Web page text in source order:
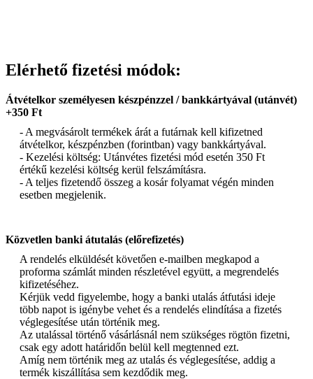
Elérhető fizetési módok:
Átvételkor személyesen készpénzzel / bankkártyával (utánvét)
+350 Ft
- A megvásárolt termékek árát a futárnak kell kifizetned
átvételkor, készpénzben (forintban) vagy bankkártyával.
- Kezelési költség: Utánvétes fizetési mód esetén 350 Ft
értékű kezelési költség kerül felszámításra.
- A teljes fizetendő összeg a kosár folyamat végén minden
esetben megjelenik.
Közvetlen banki átutalás (előrefizetés)
A rendelés elküldését követően e-mailben megkapod a
proforma számlát minden részletével együtt, a megrendelés
kifizetéséhez.
Kérjük vedd figyelembe, hogy a banki utalás átfutási ideje
több napot is igénybe vehet és a rendelés elindítása a fizetés
véglegesítése után történik meg.
Az utalással történő vásárlásnál nem szükséges rögtön fizetni,
csak egy adott határidőn belül kell megtenned ezt.
Amíg nem történik meg az utalás és véglegesítése, addig a
termék kiszállítása sem kezdődik meg.